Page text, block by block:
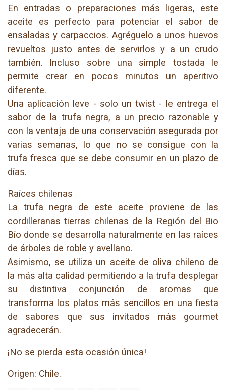
En entradas o preparaciones más ligeras, este
aceite es perfecto para potenciar el sabor de
ensaladas y carpaccios. Agréguelo a unos huevos
revueltos justo antes de servirlos y a un crudo
también. Incluso sobre una simple tostada le
permite crear en pocos minutos un aperitivo
diferente.
Una aplicación leve - solo un twist - le entrega el
sabor de la trufa negra, a un precio razonable y
con la ventaja de una conservación asegurada por
varias semanas, lo que no se consigue con la
trufa fresca que se debe consumir en un plazo de
días.
Raíces chilenas
La trufa negra de este aceite proviene de las
cordilleranas tierras chilenas de la Región del Bio
Bío donde se desarrolla naturalmente en las raíces
de árboles de roble y avellano.
Asimismo, se utiliza un aceite de oliva chileno de
la más alta calidad permitiendo a la trufa desplegar
su distintiva conjunción de aromas que
transforma los platos más sencillos en una fiesta
de sabores que sus invitados más gourmet
agradecerán.
¡No se pierda esta ocasión única!
Origen: Chile.